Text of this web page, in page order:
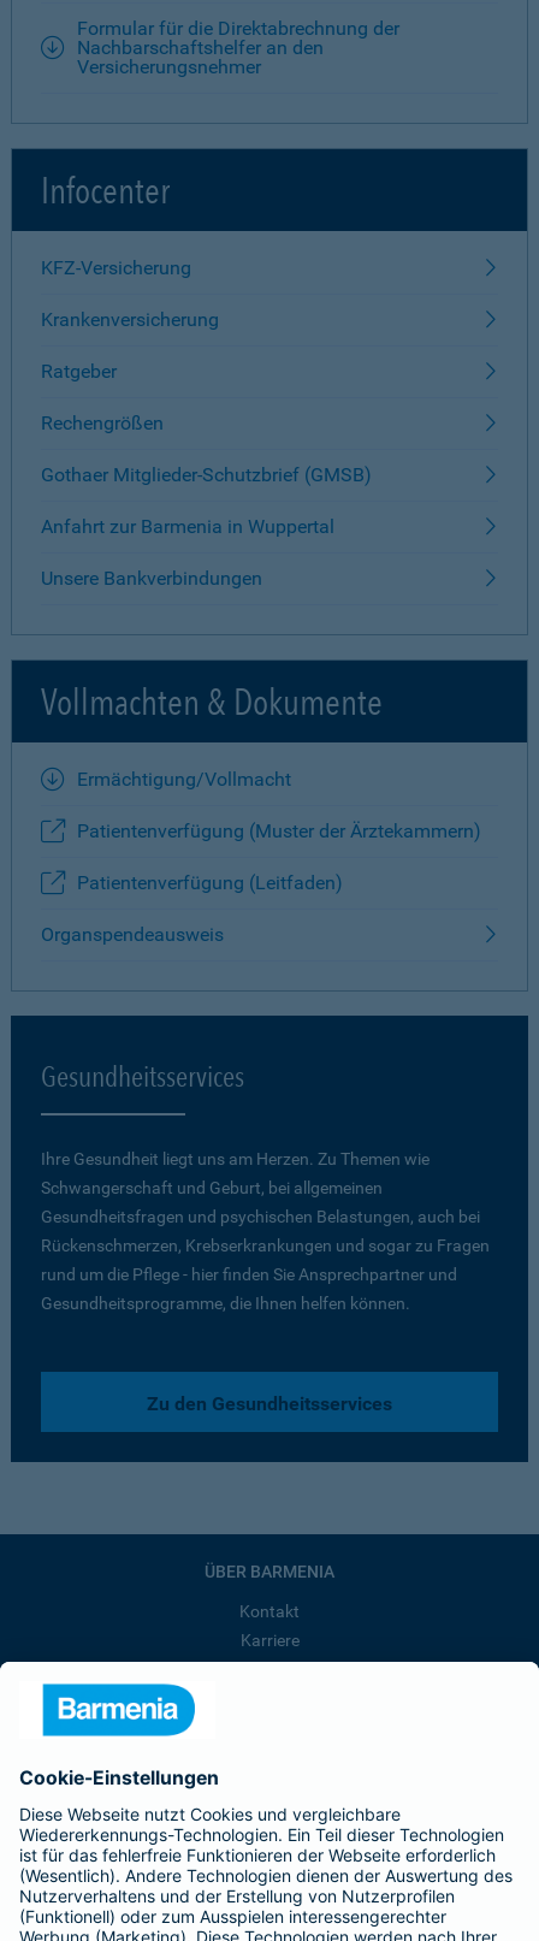
Formular für die Direktabrechnung der
Nachbarschaftshelfer an den
Versicherungsnehmer
Infocenter
KFZ-Versicherung
Krankenversicherung
Ratgeber
Rechengrößen
Gothaer Mitglieder-Schutzbrief (GMSB)
Anfahrt zur Barmenia in Wuppertal
Unsere Bankverbindungen
Vollmachten & Dokumente
Ermächtigung/Vollmacht
Patientenverfügung (Muster der Ärztekammern)
Patientenverfügung (Leitfaden)
Organspendeausweis
Gesundheitsservices
Ihre Gesundheit liegt uns am Herzen. Zu Themen wie
Schwangerschaft und Geburt, bei allgemeinen
Gesundheitsfragen und psychischen Belastungen, auch bei
Rückenschmerzen, Krebserkrankungen und sogar zu Fragen
rund um die Pflege - hier finden Sie Ansprechpartner und
Gesundheitsprogramme, die Ihnen helfen können.
Zu den Gesundheitsservices
ÜBER BARMENIA
Kontakt
Karriere
Barmenia ist Teil der BarmeniaGothaer
BELIEBTE SEITEN
Kranken-Zusatzversicherung
Tierversicherungen
Haftpflichtversicherung